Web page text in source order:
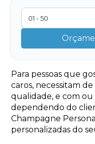
Para pessoas que
caros, necessitam
qualidade, e com
dependendo do
Champagne
personalizadas do